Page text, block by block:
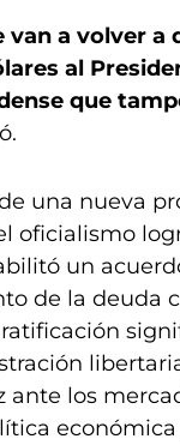
van a volver a
al
que
una nueva
oficialismo
un
de la deuda
ante los